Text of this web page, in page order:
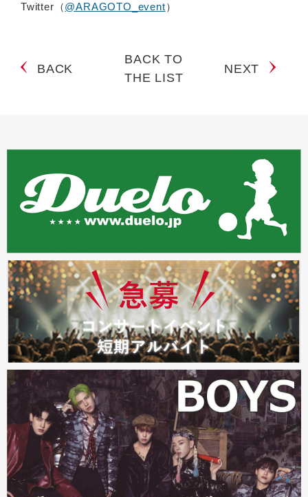
Twitter（@ARAGOTO_event）
BACK
BACK TO
THE LIST
NEXT